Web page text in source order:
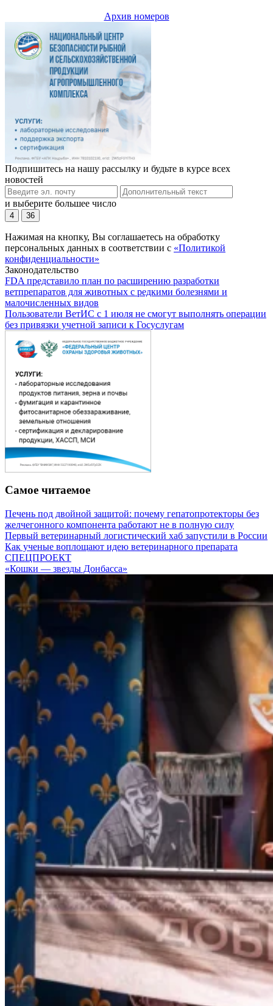
Архив номеров
Подпишитесь на нашу рассылку и будьте в курсе всех
новостей
и выберите большее число
4 36
Нажимая на кнопку, Вы соглашаетесь на обработку
персональных данных в соответствии с «Политикой
конфиденциальности»
Законодательство
FDA представило план по расширению разработки
ветпрепаратов для животных с редкими болезнями и
малочисленных видов
Пользователи ВетИС с 1 июля не смогут выполнять операции
без привязки учетной записи к Госуслугам
Самое читаемое
Печень под двойной защитой: почему гепатопротекторы без
желчегонного компонента работают не в полную силу
Первый ветеринарный логистический хаб запустили в России
Как ученые воплощают идею ветеринарного препарата
СПЕЦПРОЕКТ
«Кошки — звезды Донбасса»